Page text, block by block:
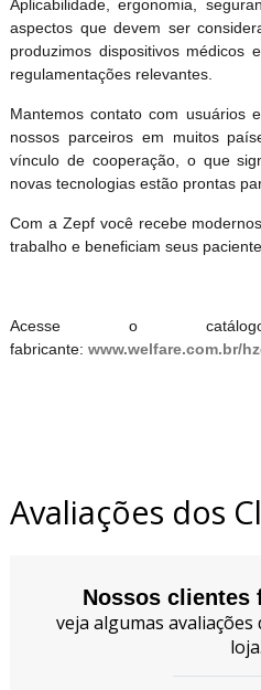
Aplicabilidade, ergonomia,
aspectos que devem ser
produzimos dispositivos médicos
regulamentações relevantes.
Mantemos contato com usuários
nossos parceiros em muitos
vínculo de cooperação, o que
novas tecnologias estão prontas
Com a Zepf você recebe
trabalho e beneficiam seus
Acesse o
fabricante: www.welfare.com.br/
Avaliações dos
Nossos clientes
veja algumas
loja.